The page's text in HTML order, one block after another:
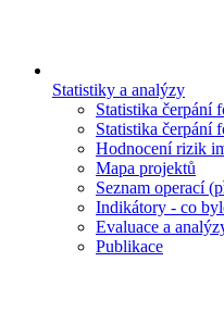
Statistiky a analýzy
Statistika čerpání
Statistika čerpání
Hodnocení rizik
Mapa projektů
Seznam operací
Indikátory - co
Evaluace a
Publikace